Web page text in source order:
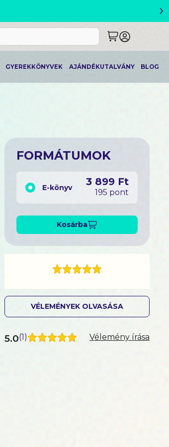
›
GYEREKKÖNYVEK AJÁNDÉKUTALVÁNY BLOG
FORMÁTUMOK
E-könyv 3 899 Ft
195 pont
Kosárba
VÉLEMÉNYEK OLVASÁSA
5.0(1 ) Vélemény írása